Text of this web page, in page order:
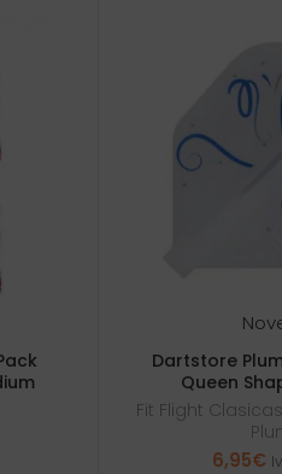
Dartstore
Queen
Fit Flight Clasicas
6,95€